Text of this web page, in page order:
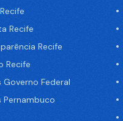
Recife
Recife
Recife
Federal